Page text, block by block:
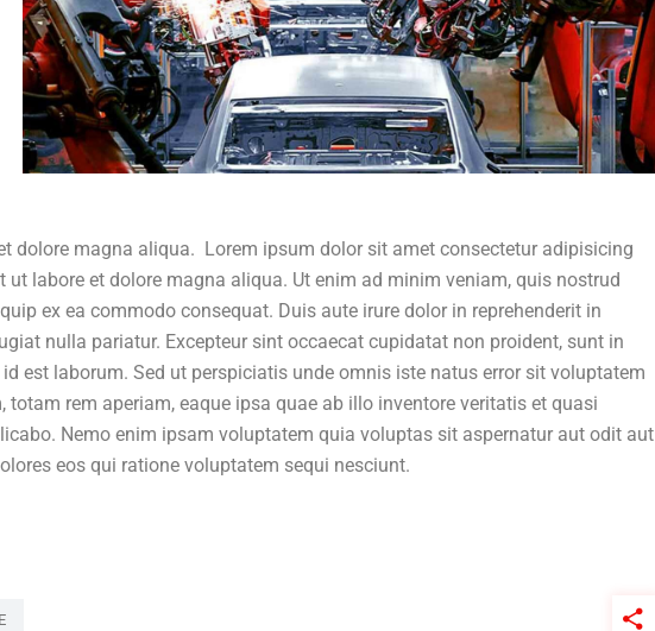
dolore magna aliqua. Lorem ipsum dolor sit amet consectetur adipisicing
labore et dolore magna aliqua. Ut enim ad minim veniam, quis nostrud
ex ea commodo consequat. Duis aute irure dolor in reprehenderit in
nulla pariatur. Excepteur sint occaecat cupidatat non proident, sunt in
est laborum. Sed ut perspiciatis unde omnis iste natus error sit voluptatem
rem aperiam, eaque ipsa quae ab illo inventore veritatis et quasi
Nemo enim ipsam voluptatem quia voluptas sit aspernatur aut odit aut
eos qui ratione voluptatem sequi nesciunt.